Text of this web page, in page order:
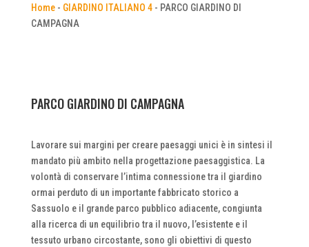
Home- GIARDINO ITALIANO 4- PARCO GIARDINO DI
CAMPAGNA
PARCO GIARDINO DI CAMPAGNA
Lavorare sui margini per creare paesaggi unici è in sintesi il
mandato più ambito nella progettazione paesaggistica. La
volontà di conservare l’intima connessione tra il giardino
ormai perduto di un importante fabbricato storico a
Sassuolo e il grande parco pubblico adiacente, congiunta
alla ricerca di un equilibrio tra il nuovo, l’esistente e il
tessuto urbano circostante, sono gli obiettivi di questo